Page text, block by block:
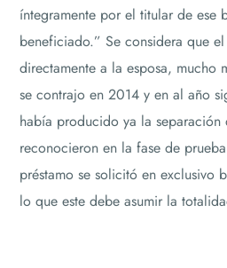
íntegramente por el titular de ese
beneficiado.” Se considera que
directamente a la esposa, mucho
se contrajo en 2014 y en al año
había producido ya la separación
reconocieron en la fase de
préstamo se solicitó en exclusivo
lo que este debe asumir la